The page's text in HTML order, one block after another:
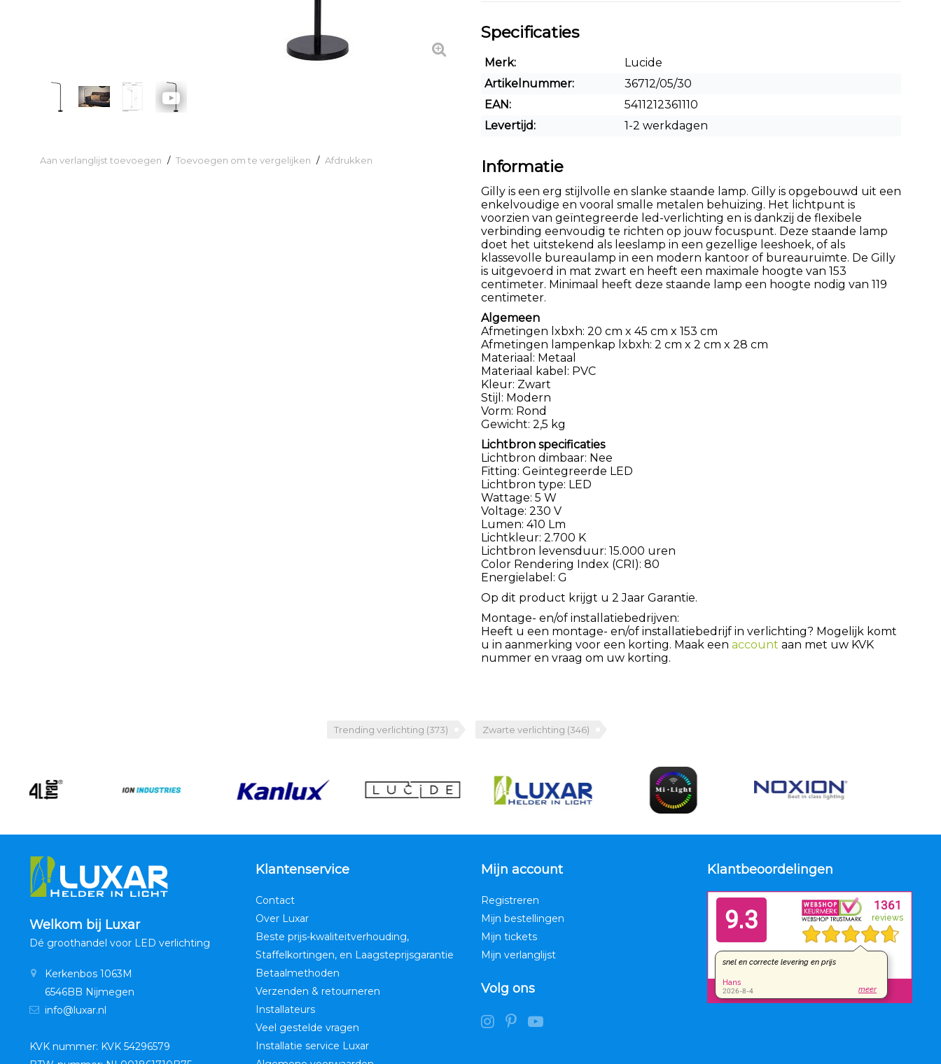
Aan verlanglijst toevoegen / Toevoegen om te vergelijken / Afdrukken
Specificaties
Merk:
Lucide
Artikelnummer:
36712/05/30
EAN:
5411212361110
Levertijd:
1-2 werkdagen
Informatie
Gilly is een erg stijlvolle en slanke staande lamp. Gilly is opgebouwd uit een
enkelvoudige en vooral smalle metalen behuizing. Het lichtpunt is
voorzien van geïntegreerde led-verlichting en is dankzij de flexibele
verbinding eenvoudig te richten op jouw focuspunt. Deze staande lamp
doet het uitstekend als leeslamp in een gezellige leeshoek, of als
klassevolle bureaulamp in een modern kantoor of bureauruimte. De Gilly
is uitgevoerd in mat zwart en heeft een maximale hoogte van 153
centimeter. Minimaal heeft deze staande lamp een hoogte nodig van 119
centimeter.
Algemeen
Afmetingen lxbxh: 20 cm x 45 cm x 153 cm
Afmetingen lampenkap lxbxh: 2 cm x 2 cm x 28 cm
Materiaal: Metaal
Materiaal kabel: PVC
Kleur: Zwart
Stijl: Modern
Vorm: Rond
Gewicht: 2,5 kg
Lichtbron specificaties
Lichtbron dimbaar: Nee
Fitting: Geïntegreerde LED
Lichtbron type: LED
Wattage: 5 W
Voltage: 230 V
Lumen: 410 Lm
Lichtkleur: 2.700 K
Lichtbron levensduur: 15.000 uren
Color Rendering Index (CRI): 80
Energielabel: G
Op dit product krijgt u 2 Jaar Garantie.
Montage- en/of installatiebedrijven:
Heeft u een montage- en/of installatiebedrijf in verlichting? Mogelijk komt
u in aanmerking voor een korting. Maak een account aan met uw KVK
nummer en vraag om uw korting.
Trending verlichting (373) Zwarte verlichting (346)
Welkom bij Luxar
Dé groothandel voor LED verlichting
Kerkenbos 1063M
6546BB Nijmegen
info@luxar.nl
KVK nummer: KVK 54296579
Klantenservice
Contact
Over Luxar
Beste prijs-kwaliteitverhouding,
Staffelkortingen, en Laagsteprijsgarantie
Betaalmethoden
Verzenden & retourneren
Installateurs
Veel gestelde vragen
Installatie service Luxar
Mijn account
Registreren
Mijn bestellingen
Mijn tickets
Mijn verlanglijst
Volg ons
Klantbeoordelingen